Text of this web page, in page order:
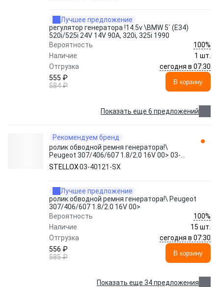
Лучшее предложение
регулятор генератора !14.5v \BMW 5` (E34)
520i/525i 24V 14V 90A, 320i, 325i 1990
Вероятность
100%
Наличие
1 шт.
Отгрузка
сегодня в 07:30
555 ₽
584 ₽
В корзину
Показать еще 6 предложений
Рекомендуем бренд
ролик обводной ремня генератора!\
Peugeot 307/406/607 1.8/2.0 16V 00> 03-
40121-SX STELLOX
STELLOX03-40121-SX
Лучшее предложение
ролик обводной ремня генератора!\ Peugeot
307/406/607 1.8/2.0 16V 00>
Вероятность
100%
Наличие
15 шт.
Отгрузка
сегодня в 07:30
556 ₽
585 ₽
В корзину
Показать еще 34 предложения